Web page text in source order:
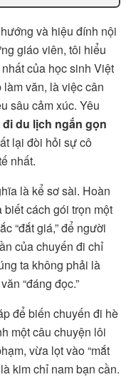
và hiệu đính nội
giáo viên, tôi hiểu
của học sinh Việt
văn, là việc cân
sâu cảm xúc. Yêu
du lịch ngắn gọn
lại đòi hỏi sự cô
nhất.
là kể sơ sài. Hoàn
cách gói trọn một
“đắt giá,” để người
của chuyến đi chỉ
ta không phải là
“đáng đọc.”
để biến chuyến đi hè
một câu chuyện lôi
vừa lọt vào “mắt
kim chỉ nam bạn cần.